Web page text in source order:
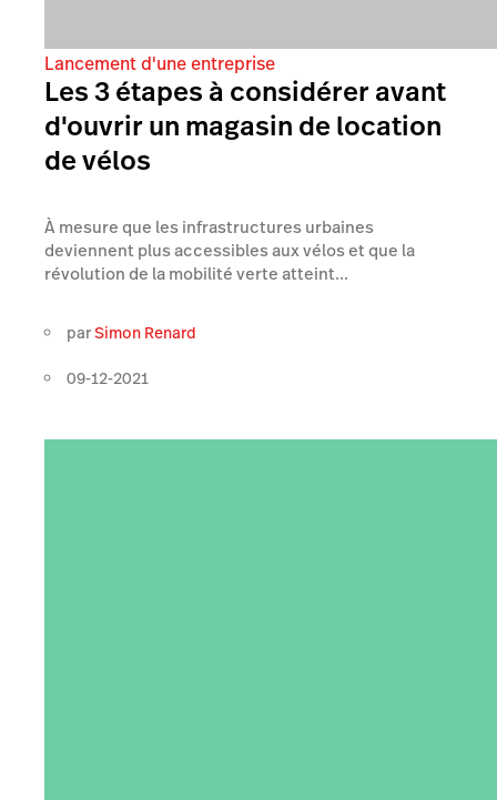
Lancement d'une entreprise
Les 3 étapes à considérer avant
d'ouvrir un magasin de location
de vélos
À mesure que les infrastructures urbaines
deviennent plus accessibles aux vélos et que la
révolution de la mobilité verte atteint...
parSimon Renard
09-12-2021